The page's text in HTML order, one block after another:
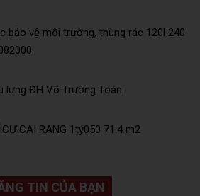
bảo vệ môi trường, thùng rác 120l 240
lưng ĐH Võ Trường Toán
CAI RANG 1tỷ050 71.4 m2
TIN CỦA BẠN